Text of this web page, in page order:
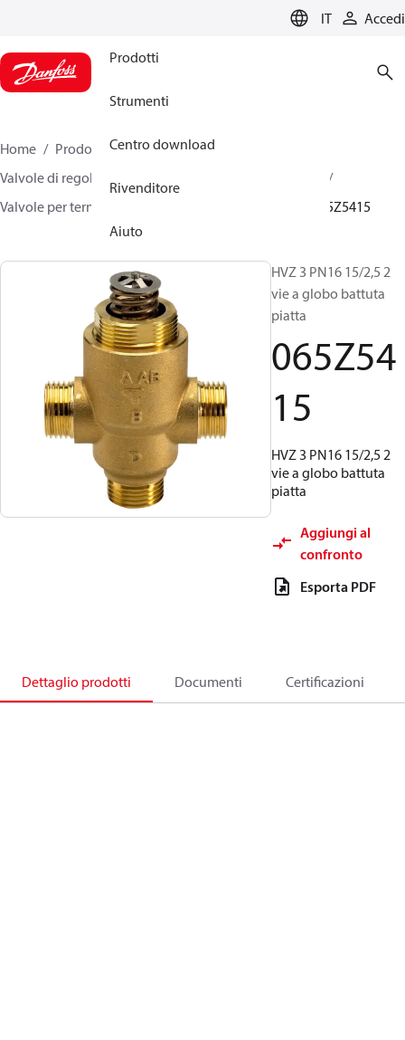
IT Accedi
Prodotti
Strumenti
Centro download
Rivenditore
Aiuto
Home Prodotti
Climate Solutions for heating
Valvole di regolazione motorizzate
Valvole per terminali & di zona
065Z5415
HVZ 3 PN16 15/2,5 2
vie a globo battuta
piatta
065Z54
15
HVZ 3 PN16 15/2,5 2
vie a globo battuta
piatta
Aggiungi al
confronto
Esporta PDF
Dettaglio prodotti Documenti Certificazioni